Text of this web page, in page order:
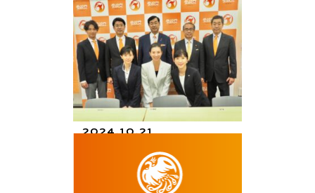
【記者会見報告】令和６年１０月３日 定例
記者会見（後編）
活動報告
2024.10.21
記者会見（前編）